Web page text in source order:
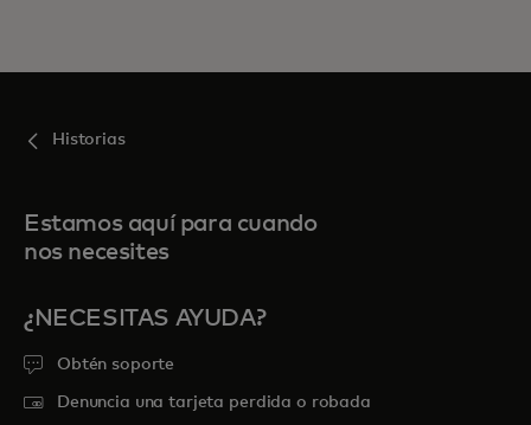
Historias
Estamos aquí para cuando
nos necesites
¿NECESITAS AYUDA?
Obtén soporte
Denuncia una tarjeta perdida o robada